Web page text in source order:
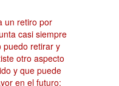
un retiro por
casi siempre
puedo retirar y
otro aspecto
y que puede
en el futuro: